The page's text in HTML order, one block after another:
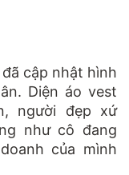
cập nhật hình
Diện áo vest
người đẹp xứ
như cô đang
của mình